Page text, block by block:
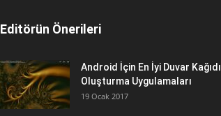
Editörün Önerileri
Android İçin En İyi Duvar Kağıdı
Oluşturma Uygulamaları
19 Ocak 2017